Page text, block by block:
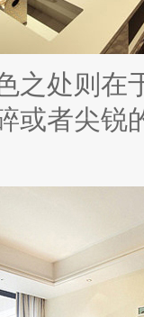
处则在
或者尖锐